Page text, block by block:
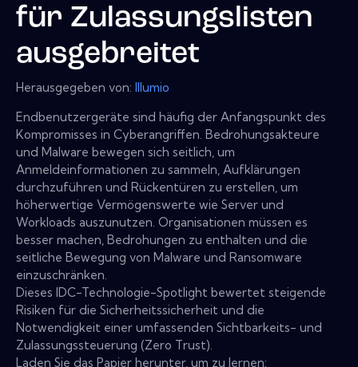
für Zulassungslisten
ausgebreitet
Herausgegeben von: Illumio
Endbenutzergeräte sind häufig der Anfangspunkt des
Kompromisses in Cyberangriffen. Bedrohungsakteure
und Malware bewegen sich seitlich, um
Anmeldeinformationen zu sammeln, Aufklärungen
durchzuführen und Rückentüren zu erstellen, um
höherwertige Vermögenswerte wie Server und
Workloads auszunutzen. Organisationen müssen es
besser machen, Bedrohungen zu enthalten und die
seitliche Bewegung von Malware und Ransomware
einzuschränken.
Dieses IDC-Technologie-Spotlight bewertet steigende
Risiken für die Sicherheitssicherheit und die
Notwendigkeit einer umfassenden Sichtbarkeits- und
Zulassungssteuerung (Zero Trust).
Laden Sie das Papier herunter, um zu lernen: